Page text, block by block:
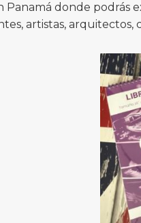
Panamá donde
artistas, arquitectos,